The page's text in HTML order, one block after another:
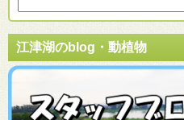
江津湖のblog・動植物